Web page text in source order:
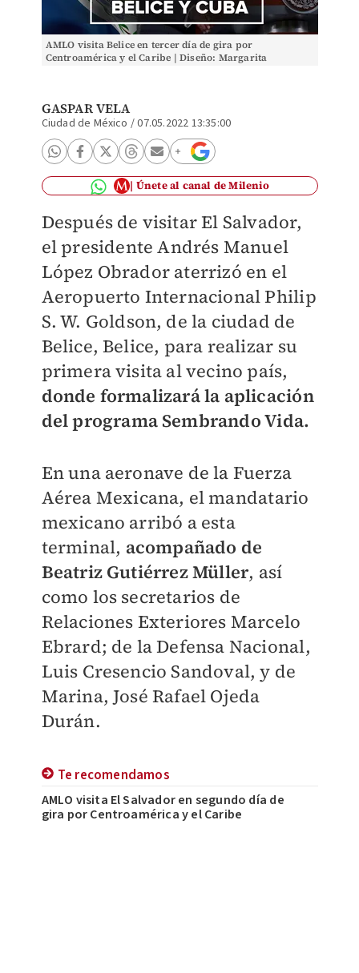
AMLO visita Belice en tercer día de gira por
Centroamérica y el Caribe | Diseño: Margarita
GASPAR VELA
Ciudad de México /07.05.2022 13:35:00
Únete al canal de Milenio
Después de visitar El Salvador,
el presidente Andrés Manuel
López Obrador aterrizó en el
Aeropuerto Internacional Philip
S. W. Goldson, de la ciudad de
Belice, Belice, para realizar su
primera visita al vecino país,
donde formalizará la aplicación
del programa Sembrando Vida.
En una aeronave de la Fuerza
Aérea Mexicana, el mandatario
mexicano arribó a esta
terminal, acompañado de
Beatriz Gutiérrez Müller, así
como los secretarios de
Relaciones Exteriores Marcelo
Ebrard; de la Defensa Nacional,
Luis Cresencio Sandoval, y de
Marina, José Rafael Ojeda
Durán.
Te recomendamos
AMLO visita El Salvador en segundo día de
gira por Centroamérica y el Caribe